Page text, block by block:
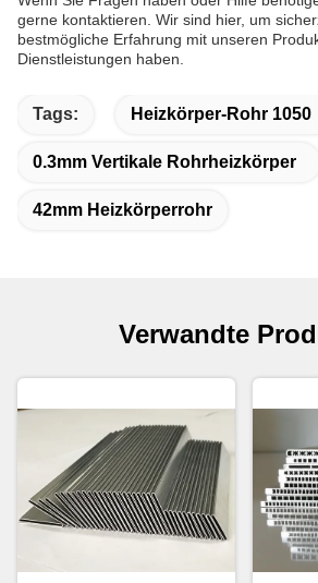
gerne kontaktieren. Wir sind hier, um
bestmögliche Erfahrung mit unseren
Dienstleistungen haben.
Tags: Heizkörper-Rohr 1050
0.3mm Vertikale Rohrheizkörper
42mm Heizkörperrohr
Verwandte